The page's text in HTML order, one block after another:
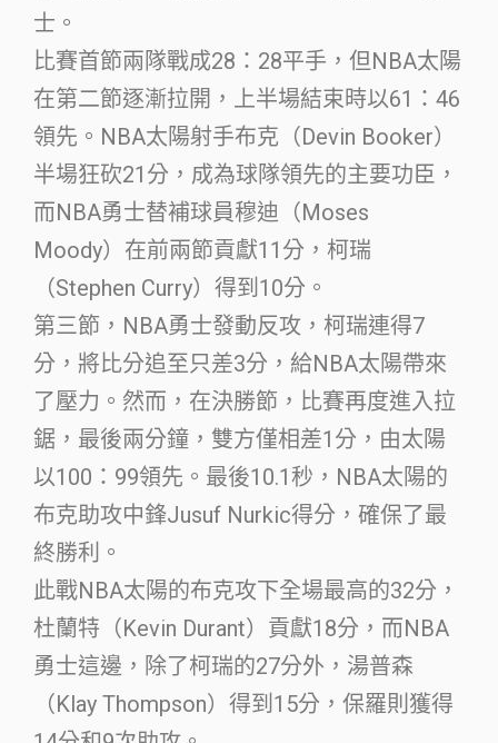
士。
比賽首節兩隊戰成28：28平手，但NBA太陽
在第二節逐漸拉開，上半場結束時以61：46
領先。NBA太陽射手布克（Devin Booker）
半場狂砍21分，成為球隊領先的主要功臣，
而NBA勇士替補球員穆迪（Moses
Moody）在前兩節貢獻11分，柯瑞
（Stephen Curry）得到10分。
第三節，NBA勇士發動反攻，柯瑞連得7
分，將比分追至只差3分，給NBA太陽帶來
了壓力。然而，在決勝節，比賽再度進入拉
鋸，最後兩分鐘，雙方僅相差1分，由太陽
以100：99領先。最後10.1秒，NBA太陽的
布克助攻中鋒Jusuf Nurkic得分，確保了最
終勝利。
此戰NBA太陽的布克攻下全場最高的32分，
杜蘭特（Kevin Durant）貢獻18分，而NBA
勇士這邊，除了柯瑞的27分外，湯普森
（Klay Thompson）得到15分，保羅則獲得